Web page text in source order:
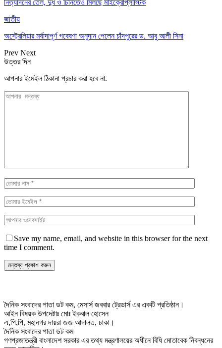
নিত্যদিনের তেল, দুধ ও চিনিতেও মিলছে মাইক্রোপ্লাস্টিক
জাতীয়
অস্ট্রেলিয়ার মর্যাদাপূর্ণ গবেষণা অনুদান পেলেন চাঁদপুরের ড. আবু আলী সিনা
Prev Next
উত্তর দিন
আপনার ইমেইল ঠিকানা প্রচার করা হবে না.
Save my name, email, and website in this browser for the next
time I comment.
দৈনিক সংবাদের পাতা ডট কম, মেসার্স জববার ট্রেডার্স এর একটি প্রতিষ্ঠান।
আইন বিষয়ক উপদেষ্টাঃ মোঃ ইকবাল হোসেন
এ,পি,পি, মহানগর দায়রা জজ আদালত, ঢাকা।
দৈনিক সংবাদের পাতা ডট কম
গণপ্রজাতন্ত্রী বাংলাদেশ সরকার এর তথ্য মন্ত্রণালয়ের অধীনে বিধি মোতাবেক নিবন্ধনের